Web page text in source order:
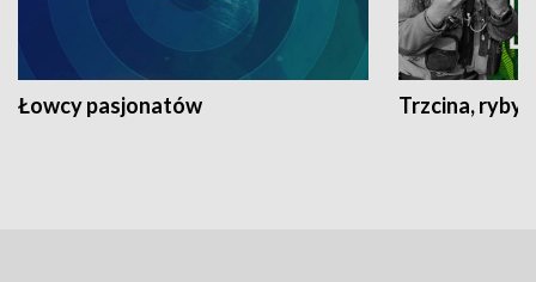
Łowcy pasjonatów Trzcina, ryby